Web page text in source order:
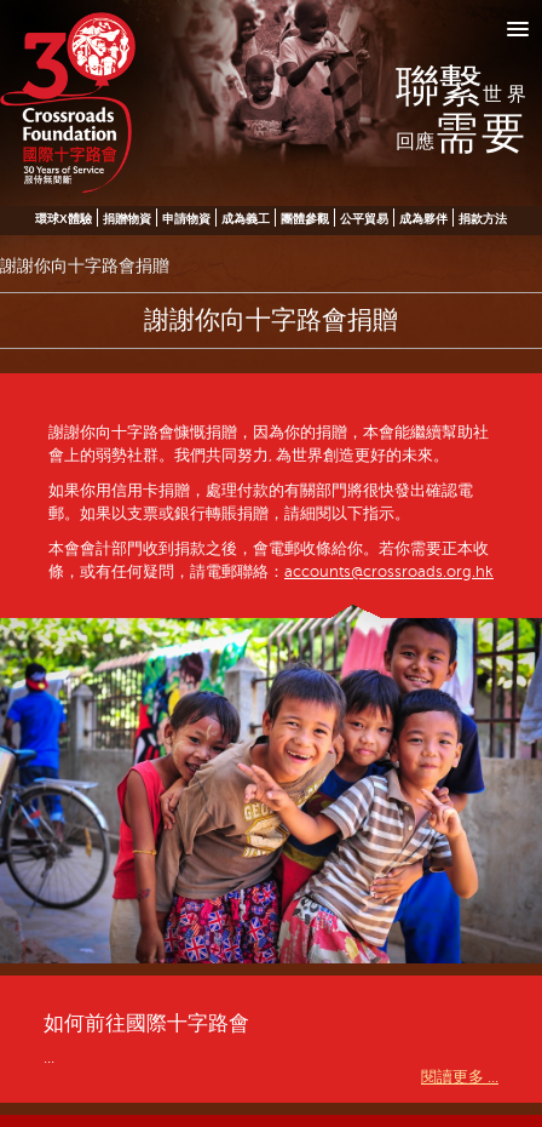
聯繫世界
回應需要
環球X體驗 捐贈物資 申請物資 成為義工 團體參觀 公平貿易 成為夥伴 捐款方法
謝謝你向十字路會捐贈
謝謝你向十字路會捐贈
謝謝你向十字路會慷慨捐贈，因為你的捐贈，本會能繼續幫助社
會上的弱勢社群。我們共同努力, 為世界創造更好的未來。
如果你用信用卡捐贈，處理付款的有關部門將很快發出確認電
郵。如果以支票或銀行轉賬捐贈，請細閱以下指示。
本會會計部門收到捐款之後，會電郵收條給你。若你需要正本收
條，或有任何疑問，請電郵聯絡： accounts@crossroads.org.hk
如何前往國際十字路會
...
閱讀更多 ...